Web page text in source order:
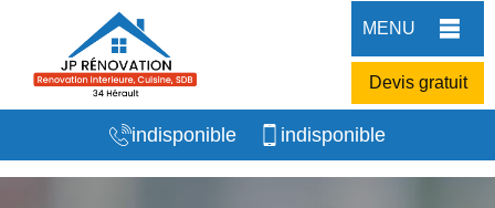
MENU
Devis gratuit
indisponible indisponible